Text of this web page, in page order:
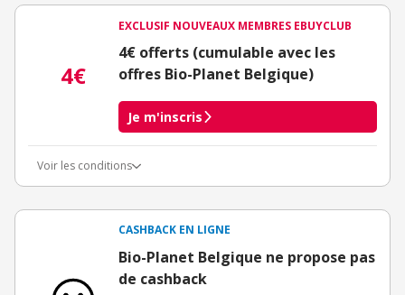
4€
EXCLUSIF NOUVEAUX MEMBRES EBUYCLUB
4€ offerts (cumulable avec les
offres Bio-Planet Belgique)
Je m'inscris
Voir les conditions
3€ de bienvenue crédités immédiatement + 1€ supplémentaire
Offre réservée à une toute première inscription chez eBuyClub.
CASHBACK EN LIGNE
Bio-Planet Belgique ne propose pas
de cashback